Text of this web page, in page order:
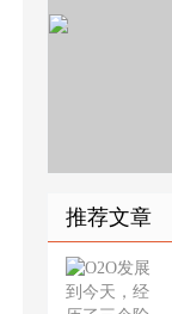
推荐文章